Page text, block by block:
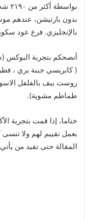
بدون بارتيشن، عندهم
بالإنجليزي. فرع عود
أنصحكم بتجربة
( كابريسي جبنة بري ،
روست بيف بالفلفل
طماطم مشوية).
ختاما، إذا قمت بتجربة
بعمل تقييم لهم ولا تنسى
المقالة حتى تفيد من